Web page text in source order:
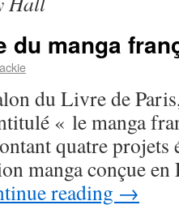
du manga
du Livre de
« le manga
quatre
manga conçue
reading →